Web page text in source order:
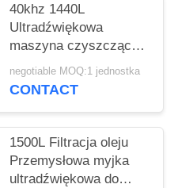
40khz 1440L
Ultradźwiękowa
maszyna czyszcząca
4 Zbiorniki
Czyszczenie Płukanie
negotiable MOQ:1 jednostka
CONTACT
1500L Filtracja oleju
Przemysłowa myjka
ultradźwiękowa do